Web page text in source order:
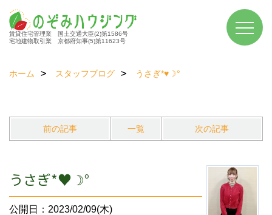
賃貸住宅管理業 国土交通大臣(2)第1586号
宅地建物取引業 京都府知事(5)第11623号
ホーム スタッフブログ うさぎ*♥☽°
前の記事 一覧 次の記事
うさぎ*♥☽°
公開日：2023/02/09(木)